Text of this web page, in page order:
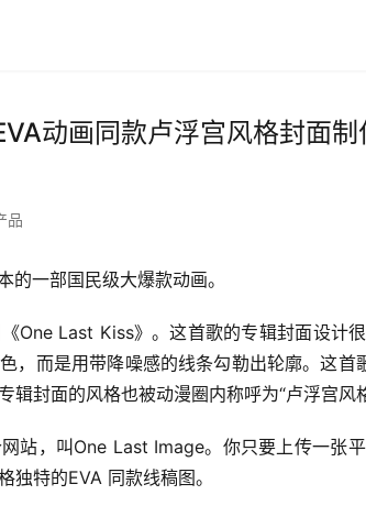
动画同款卢浮宫风格封面
品
的一部国民级大爆款动画。
One Last Kiss》。这首歌的专辑封面设计
，而是用带降噪感的线条勾勒出轮廓。这首
封面的风格也被动漫圈内称呼为“卢浮宫风格
站，叫One Last Image。你只要上传一张
独特的EVA 同款线稿图。